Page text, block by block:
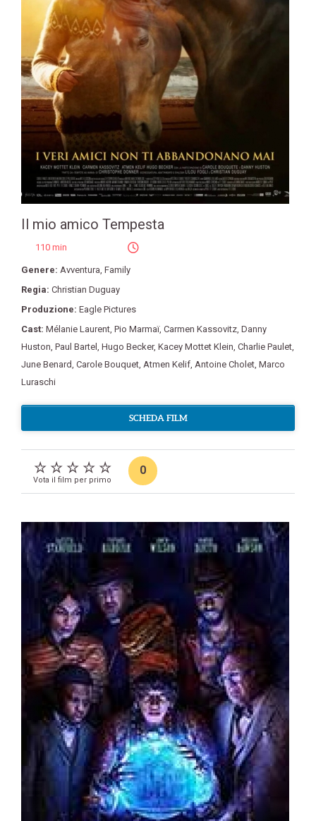
Il mio amico Tempesta
110 min
Genere: Avventura, Family
Regia: Christian Duguay
Produzione: Eagle Pictures
Cast: Mélanie Laurent, Pio Marmaï, Carmen Kassovitz, Danny
Huston, Paul Bartel , Hugo Becker, Kacey Mottet Klein, Charlie Paulet,
June Benard, Carole Bouquet, Atmen Kelif, Antoine Cholet, Marco
Luraschi
SCHEDA FILM
Vota il film per primo
0